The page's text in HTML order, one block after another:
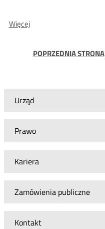
Urząd
Prawo
Kariera
Zamówienia publiczne
Kontakt
WięcejO:
projektu
decyzji
Nieszawa
POPRZEDNIA STRONA